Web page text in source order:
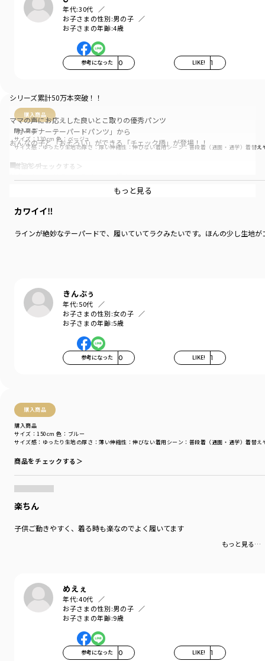
年代:30代
お子さまの性別:男の子
お子さまの年齢:4歳
参考になった 0 LIKE! 1
購入商品
購入商品
サイズ感：ゆったり生地の厚さ ：厚い伸縮性 ：伸びない着用シーン：普段着（通園・通学）着替え
サイズ：130cm 色：ベージュ
商品をチェックする＞
カワイイ‼️
ラインが絶妙なテーパードで、履いていてラクみたいです。ほんの少し生地
きんぶぅ
年代:50代
お子さまの性別:女の子
お子さまの年齢:5歳
参考になった 0 LIKE! 1
購入商品
購入商品
サイズ感 ：ゆったり 生地の厚さ ：薄い伸縮性 ：伸びない着用シーン ：普段着（通園・通学）着替え
サイズ：150cm 色：ブルー
商品をチェックする＞
楽ちん
子供ご動きやすく、着る時も楽なのでよく履いてます
もっと見る…
めえぇ
年代:40代
お子さまの性別:男の子
お子さまの年齢:9歳
参考になった 0 LIKE! 1
シリーズ累計50万本突破！！
ママの声にお応えした良いとこ取りの優秀パンツ
「ガーデナーテーパードパンツ」から
おんなの子と「おそろい」ができる「チェック柄」が登場！！
■ポイント
大人気のガーデナーパンツで楽しんで頂けます。
おそろいアイテムはこちら↓
<02-4339-006>【ベビー】チェックカバーオール
子どもがはきやすく動きやすい立体的なシルエット。
毎日使っていただけるしっかりとした丈夫で
伸びのある生地を使用しています。
お洒落なテーパードデザイン。
履きやすくて動きやすい、男の子も女の子も使える
右後ろのポケットにはガーデナーパンツの目印でもある
フラッシャーが付いています。
-----
伸縮性：あり
ポケット：あり
着用イメージ/カラー：ブルー
モデル：身長110.0cm 体重19kg
性別タイプ
BOY
商品番号
／11-4332-368
もっと見る